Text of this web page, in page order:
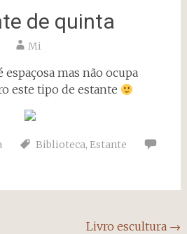
de quinta
Mi
mas não ocupa
este tipo de estante
Biblioteca, Estante
Livro escultura →